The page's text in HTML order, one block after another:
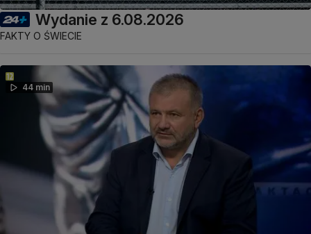
Wydanie z 6.08.2026
FAKTY O ŚWIECIE
44 min